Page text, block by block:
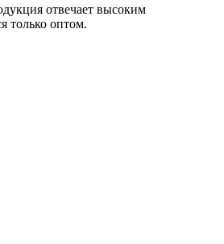
отвечает высоким
только оптом.